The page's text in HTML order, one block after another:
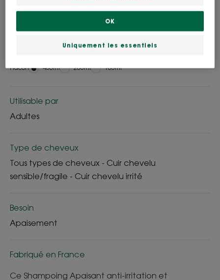
Apaise immédiatement, parfum relaxant.
Flacon Flacon
400ml Flacon
200ml Flacon
100ml
Utilisable par
Adultes
Type de cheveux
Tous types de cheveux - Cuir chevelu
sensible/fragile - Cuir chevelu irrité
Besoin
Apaisement
Fabriqué en France
Ce Shampoing Apaisant anti-irritation et
Uniquement les essentiels
OK